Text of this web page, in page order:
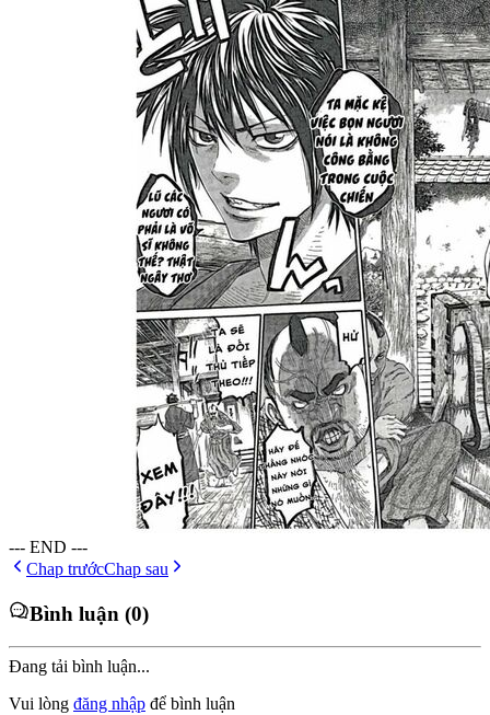
--- END ---
Chap trướcChap sau
Bình luận (0)
Đang tải bình luận...
Vui lòng đăng nhập để bình luận